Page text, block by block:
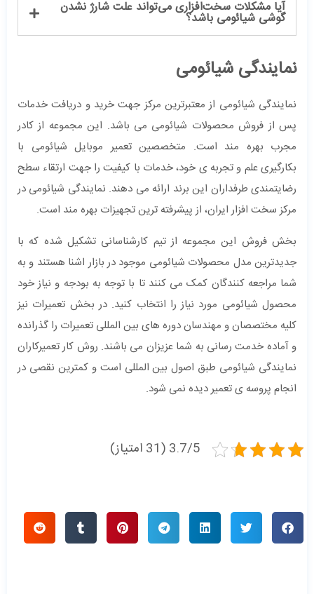
آیا مشکلات سخت‌افزاری می‌تواند علت شارژ نشدن
گوشی شیائومی باشد؟
نمایندگی شیائومی
نمایندگی شیائومی از معتبرترین مرکز جهت خرید و دریافت خدمات
پس از فروش محصولات شیائومی می باشد. این مجموعه از کادر
مجرب بهره مند است. متخصصین تعمیر موبایل شیائومی با
بکارگیری علم و تجربه ی خود، خدمات با کیفیت را جهت ارتقاء سطح
رضایتمندی طرفداران این برند ارائه می دهند. نمایندگی شیائومی در
مرکز سخت افزار ایران، از پیشرفته ترین تجهیزات بهره مند است.
بخش فروش این مجموعه از تیم کارشناسانی تشکیل شده که با
جدیدترین مدل محصولات شیائومی موجود در بازار اشنا هستند و به
شما مراجعه کنندگان کمک می کنند تا با توجه به بودجه و نیاز خود
محصول شیائومی مورد نیاز را انتخاب کنید. در بخش تعمیرات نیز
کلیه مختصصان و مهندسان دوره های بین المللی تعمیرات را گذرانده
و آماده خدمت رسانی به شما عزیزان می باشند. روش کار تعمیرکاران
نمایندگی شیائومی طبق اصول بین المللی است و کمترین نقصی در
انجام پروسه ی تعمیر دیده نمی شود.
3.7/5 (31 امتیاز)